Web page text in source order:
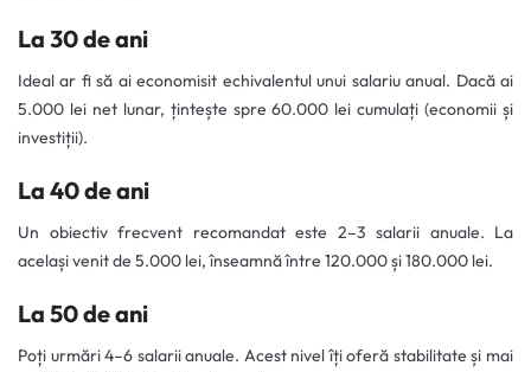
La 30 de ani
Ideal ar fi să ai economisit echivalentul unui salariu anual. Dacă ai
5.000 lei net lunar, țintește spre 60.000 lei cumulați (economii și
investiții).
La 40 de ani
Un obiectiv frecvent recomandat este 2–3 salarii anuale. La
același venit de 5.000 lei, înseamnă între 120.000 și 180.000 lei.
La 50 de ani
Poți urmări 4–6 salarii anuale. Acest nivel îți oferă stabilitate și mai